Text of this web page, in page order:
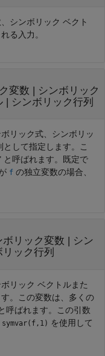
シンボリック ベクト
る入力。
変数 | シンボリック
| シンボリック行列
リック式、シンボリッ
して指定します。こ
と呼ばれます。既定で
f の独立変数の場合、
ボリック変数
シン
リック行列
リック ベクトルまた
。この変数は、多くの
呼ばれます。この引数
symvar(f,1) を使用して